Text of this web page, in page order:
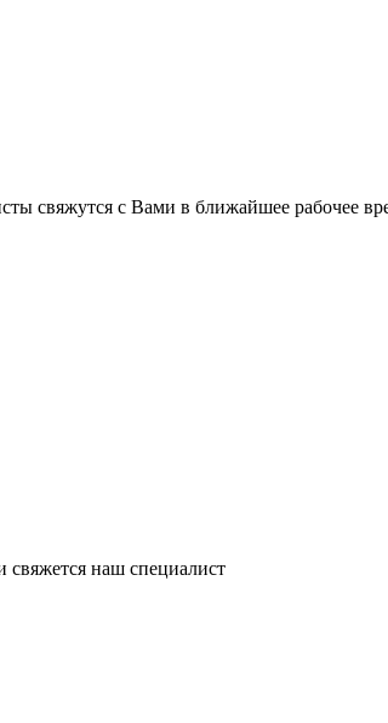
свяжутся с Вами в ближайшее рабочее
наш специалист